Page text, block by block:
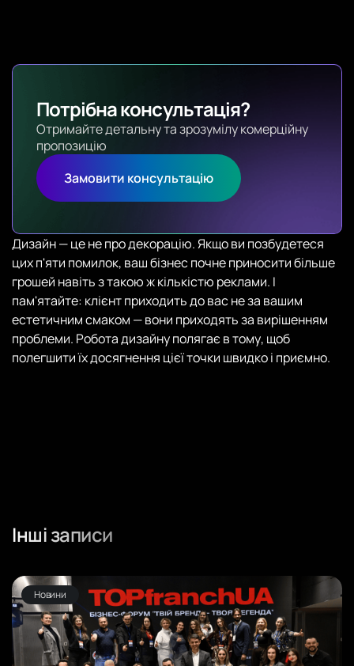
Потрібна консультація?
Отримайте детальну та зрозумілу комерційну
пропозицію
Замовити консультацію
Дизайн — це не про декорацію. Якщо ви позбудетеся
цих п'яти помилок, ваш бізнес почне приносити більше
грошей навіть з такою ж кількістю реклами. І
пам'ятайте: клієнт приходить до вас не за вашим
естетичним смаком — вони приходять за вирішенням
проблеми. Робота дизайну полягає в тому, щоб
полегшити їх досягнення цієї точки швидко і приємно.
Інші записи
Новини